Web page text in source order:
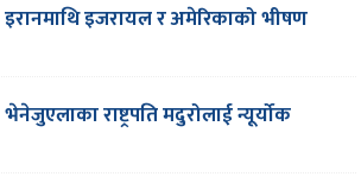
इरानमाथि इजरायल र अमेरिकाको भीषण
भेनेजुएलाका राष्ट्रपति मदुरोलाई न्यूर्योक